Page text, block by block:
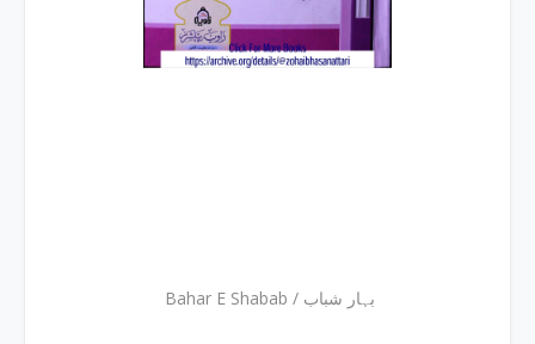
Bahar E Shabab / بہار شباب